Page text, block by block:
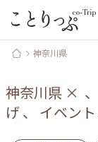
神奈川県
神奈川県 × 、
げ 、 イベント